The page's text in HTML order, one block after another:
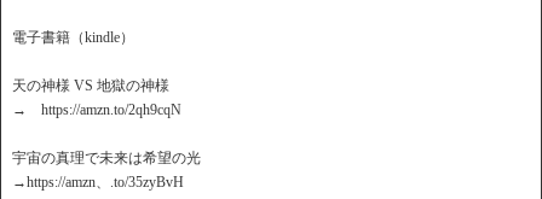
電子書籍（kindle）
天の神様 VS 地獄の神様
→ https://amzn.to/2qh9cqN
宇宙の真理で未来は希望の光
→https://amzn、.to/35zyBvH